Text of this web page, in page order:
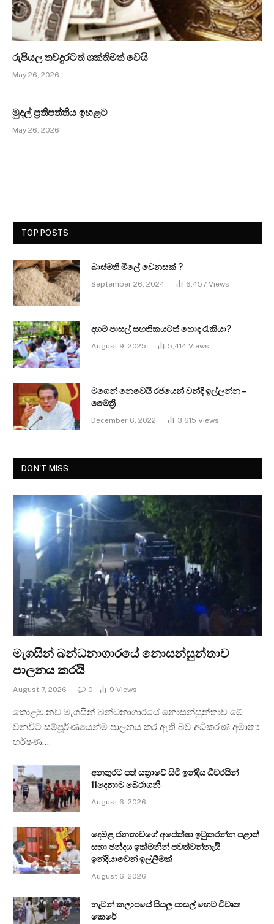
රුපියල තවදුරටත් ශක්තිමත් වෙයි
May 26, 2026
මුදල් ප්‍රතිපත්තිය ඉහළට
May 26, 2026
TOP POSTS
බාස්මතී මිලේ වෙනසක් ?
September 26, 2024 6,457 Views
දහම් පාසල් සහතිකයටත් හොඳ රැකියා?
August 9, 2025 5,414 Views
මගෙන් නෙවෙයි රජයෙන් වන්දි ඉල්ලන්න –
මෛත්‍රී
December 6, 2022 3,615 Views
DON'T MISS
මැගසින් බන්ධනාගාරයේ නොසන්සුන්තාව
පාලනය කරයි
August 7, 2026 0 9 Views
කොළඹ නව මැගසින් බන්ධනාගාරයේ නොසන්සුන්තාව මේ
වනවිට සම්පූර්ණයෙන්ම පාලනය කර ඇති බව අධිකරණ අමාත්‍ය
හර්ෂණ…
අනතුරට පත් යත්‍රාවේ සිටි ඉන්දීය ධීවරයින්
11දෙනාම බේරාගනී
August 6, 2026
දෙමළ ජනතාවගේ අපේක්ෂා ඉටුකරන්න පළාත්
සභා ඡන්දය ඉක්මනින් පවත්වන්නැයි
ඉන්දියාවෙන් ඉල්ලීමක්
August 6, 2026
හැටන් කලාපයේ සියලු පාසල් හෙට විවෘත
කෙරේ